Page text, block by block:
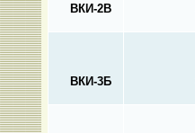
ВКИ-2В
ВКИ-3Б